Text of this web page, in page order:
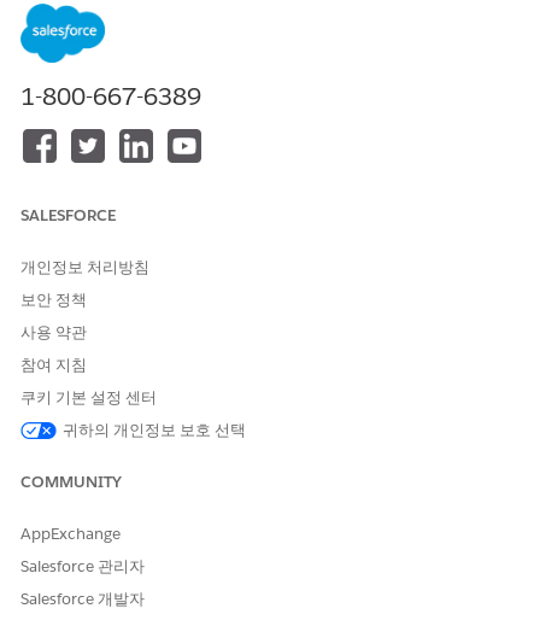
개선을 위한 의견을 보내주세요.
1-800-667-6389
SALESFORCE
개인정보 처리방침
보안 정책
사용 약관
참여 지침
쿠키 기본 설정 센터
귀하의 개인정보 보호 선택
COMMUNITY
AppExchange
Salesforce 관리자
Salesforce 개발자